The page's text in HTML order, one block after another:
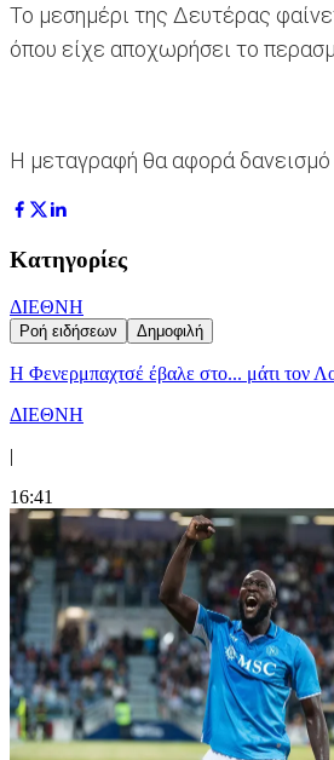
Το μεσημέρι της Δευτέρας
όπου είχε αποχωρήσει το
Η μεταγραφή θα αφορά δανεισμό
Κατηγορίες
ΔΙΕΘΝΗ
Ροή ειδήσεων Δημοφιλή
Η Φενερμπαχτσέ έβαλε στο... μάτι τον
ΔΙΕΘΝΗ
|
16:41